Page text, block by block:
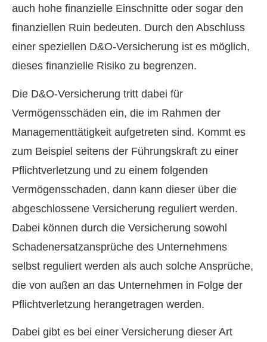
auch hohe finanzielle Einschnitte oder sogar den
finanziellen Ruin bedeuten. Durch den Abschluss
einer speziellen D&O-Versicherung ist es möglich,
dieses finanzielle Risiko zu begrenzen.
Die D&O-Versicherung tritt dabei für
Vermögensschäden ein, die im Rahmen der
Managementtätigkeit aufgetreten sind. Kommt es
zum Beispiel seitens der Führungskraft zu einer
Pflichtverletzung und zu einem folgenden
Vermögensschaden, dann kann dieser über die
abgeschlossene Versicherung reguliert werden.
Dabei können durch die Versicherung sowohl
Schadenersatzansprüche des Unternehmens
selbst reguliert werden als auch solche Ansprüche,
die von außen an das Unternehmen in Folge der
Pflichtverletzung herangetragen werden.
Dabei gibt es bei einer Versicherung dieser Art